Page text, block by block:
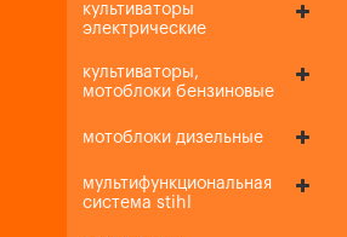
культиваторы
электрические
культиваторы,
мотоблоки бензиновые
мотоблоки дизельные
мультифункциональная
система stihl